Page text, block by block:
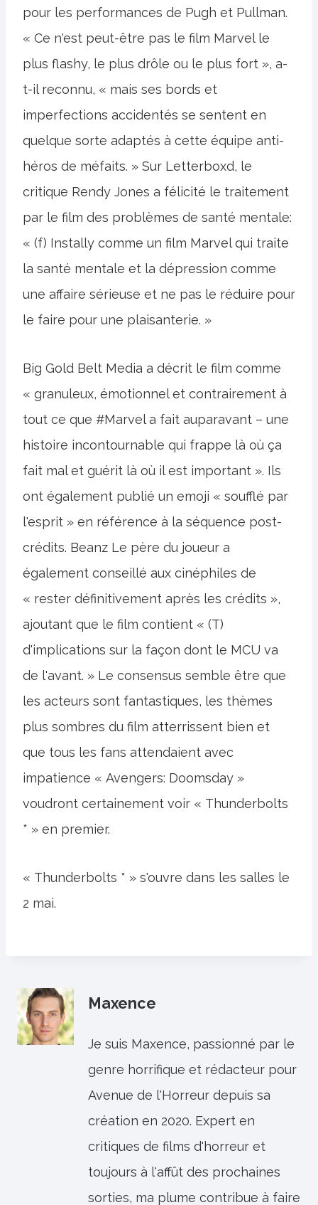
pour les performances de Pugh et Pullman.
« Ce n'est peut-être pas le film Marvel le
plus flashy, le plus drôle ou le plus fort », a-
t-il reconnu, « mais ses bords et
imperfections accidentés se sentent en
quelque sorte adaptés à cette équipe anti-
héros de méfaits. » Sur Letterboxd, le
critique Rendy Jones a félicité le traitement
par le film des problèmes de santé mentale:
« (f) Instally comme un film Marvel qui traite
la santé mentale et la dépression comme
une affaire sérieuse et ne pas le réduire pour
le faire pour une plaisanterie. »
Big Gold Belt Media a décrit le film comme
« granuleux, émotionnel et contrairement à
tout ce que #Marvel a fait auparavant – une
histoire incontournable qui frappe là où ça
fait mal et guérit là où il est important ». Ils
ont également publié un emoji « soufflé par
l'esprit » en référence à la séquence post-
crédits. Beanz Le père du joueur a
également conseillé aux cinéphiles de
« rester définitivement après les crédits »,
ajoutant que le film contient « (T)
d'implications sur la façon dont le MCU va
de l'avant. » Le consensus semble être que
les acteurs sont fantastiques, les thèmes
plus sombres du film atterrissent bien et
que tous les fans attendaient avec
impatience « Avengers: Doomsday »
voudront certainement voir « Thunderbolts
* » en premier.
« Thunderbolts * » s'ouvre dans les salles le
2 mai.
Maxence
Je suis Maxence, passionné par le
genre horrifique et rédacteur pour
Avenue de l'Horreur depuis sa
création en 2020. Expert en
critiques de films d'horreur et
toujours à l'affût des prochaines
sorties, ma plume contribue à faire